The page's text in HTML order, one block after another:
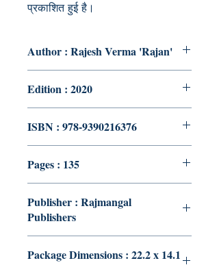
प्रकाशित हुई है।
Author : Rajesh Verma 'Rajan'
Edition : 2020
ISBN : 978-9390216376
Pages : 135
Publisher : Rajmangal
Publishers
Package Dimensions : 22.2 x 14.1